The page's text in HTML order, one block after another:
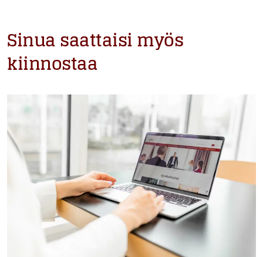
Sinua saattaisi myös
kiinnostaa